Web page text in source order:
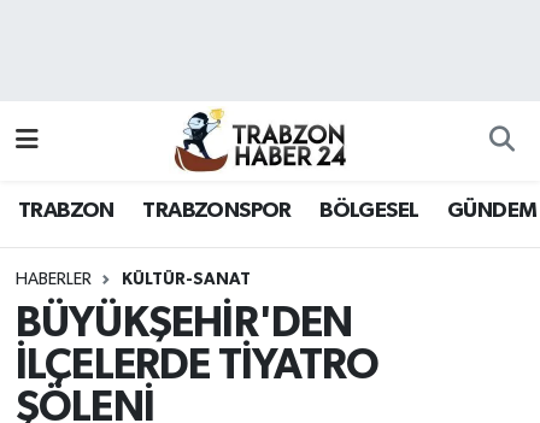
TRABZON TRABZONSPOR BÖLGESEL GÜNDEM
HABERLER KÜLTÜR-SANAT
BÜYÜKŞEHİR'DEN
İLÇELERDE TİYATRO
ŞÖLENİ
Hava Durumu
Namaz Vakitleri
Trafik Durumu
Süper Lig Puan Durumu ve Fikstür
Tüm Manşetler